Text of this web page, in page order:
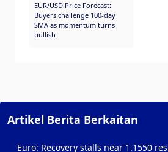
EUR/USD Price Forecast:
Buyers challenge 100-day
SMA as momentum turns
bullish
Artikel Berita Berkaitan
Euro: Recovery stalls near 1.1550